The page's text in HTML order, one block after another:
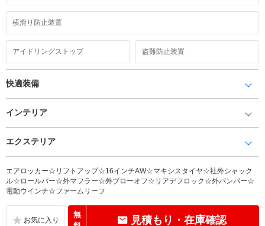
横滑り防止装置
アイドリングストップ 盗難防止装置
快適装備
インテリア
エクステリア
エアロッカー☆リフトアップ☆16インチAW☆マキシスタイヤ☆社外シャック
ル☆ロールバー☆外マフラー☆外ブローオフ☆リアデフロック☆外バンパー☆
電動ウインチ☆ファームリーフ
無
見積もり・在庫確認